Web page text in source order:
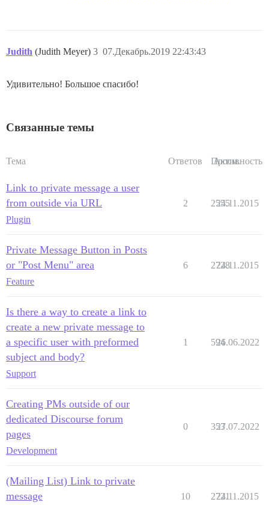
Judith (Judith Meyer) 07.Декабрь.2019 22:43:43
3
Удивительно! Большое спасибо!
Связанные темы
Тема Ответов Просм.
Активность
Link to private message a user
from outside via URL
Plugin
2 2555
24.11.2015
Private Message Button in Posts
or "Post Menu" area
Feature
6 2728
24.11.2015
Is there a way to create a link to
create a new private message to
a specific user with preformed
subject and body?
Support
1 594
26.06.2022
Creating PMs outside of our
dedicated Discourse forum
pages
Development
0 353
27.07.2022
(Mailing List) Link to private
message
10 2721
24.11.2015